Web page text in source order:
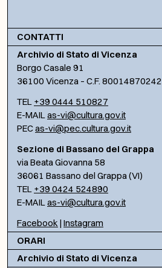
CONTATTI
Archivio di Stato di Vicenza
Borgo Casale 91
36100 Vicenza – C.F. 80014870242
TEL +39 0444 510827
E-MAILas-vi@cultura.gov.it
PECas-vi@pec.cultura.gov.it
Sezione di Bassano del Grappa
via Beata Giovanna 58
36061 Bassano del Grappa (VI)
TEL +39 0424 524890
E-MAILas-vi@cultura.gov.it
Facebook | Instagram
ORARI
Archivio di Stato di Vicenza